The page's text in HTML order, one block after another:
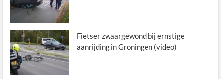
Fietser zwaargewond bij ernstige
aanrijding in Groningen (video)